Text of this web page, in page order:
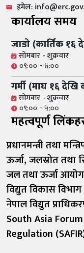
इमेल:
कार्यालय समय
जाडो (कार्तिक १६
सोमबार - शुक्रवार
०९:०० - ४:००
गर्मी (माघ १६ देखि
सोमबार - शुक्रवार
०९:०० - ५:००
महत्वपूर्ण
प्रधानमन्त्री तथा
ऊर्जा, जलस्रोत तथा
जल तथा ऊर्जा
विद्युत विकास विभाग
नेपाल विद्युत
South Asia
Regulation